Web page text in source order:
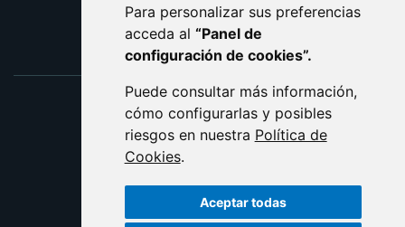
Para personalizar sus preferencias
acceda al “Panel de
configuración de cookies”.
Puede consultar más información,
cómo configurarlas y posibles
riesgos en nuestra Política de
Cookies.
Aceptar todas